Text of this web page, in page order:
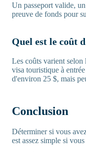
Un passeport valide,
preuve de fonds pour
Quel est le coût
Les coûts varient
visa touristique à
d'environ 25 $, mais
Conclusion
Déterminer si vous
est assez simple si